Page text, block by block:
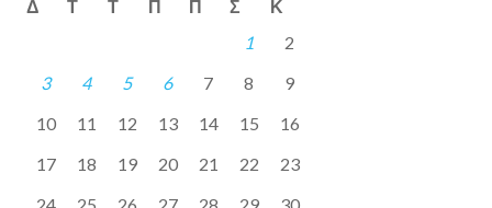
Δ Τ Τ Π Π Σ Κ
1
2
3
4 5 6 7 8
9
10
11 12 13 14 15
16
17
18 19 20 21 22
23
24
25 26 27 28 29
30